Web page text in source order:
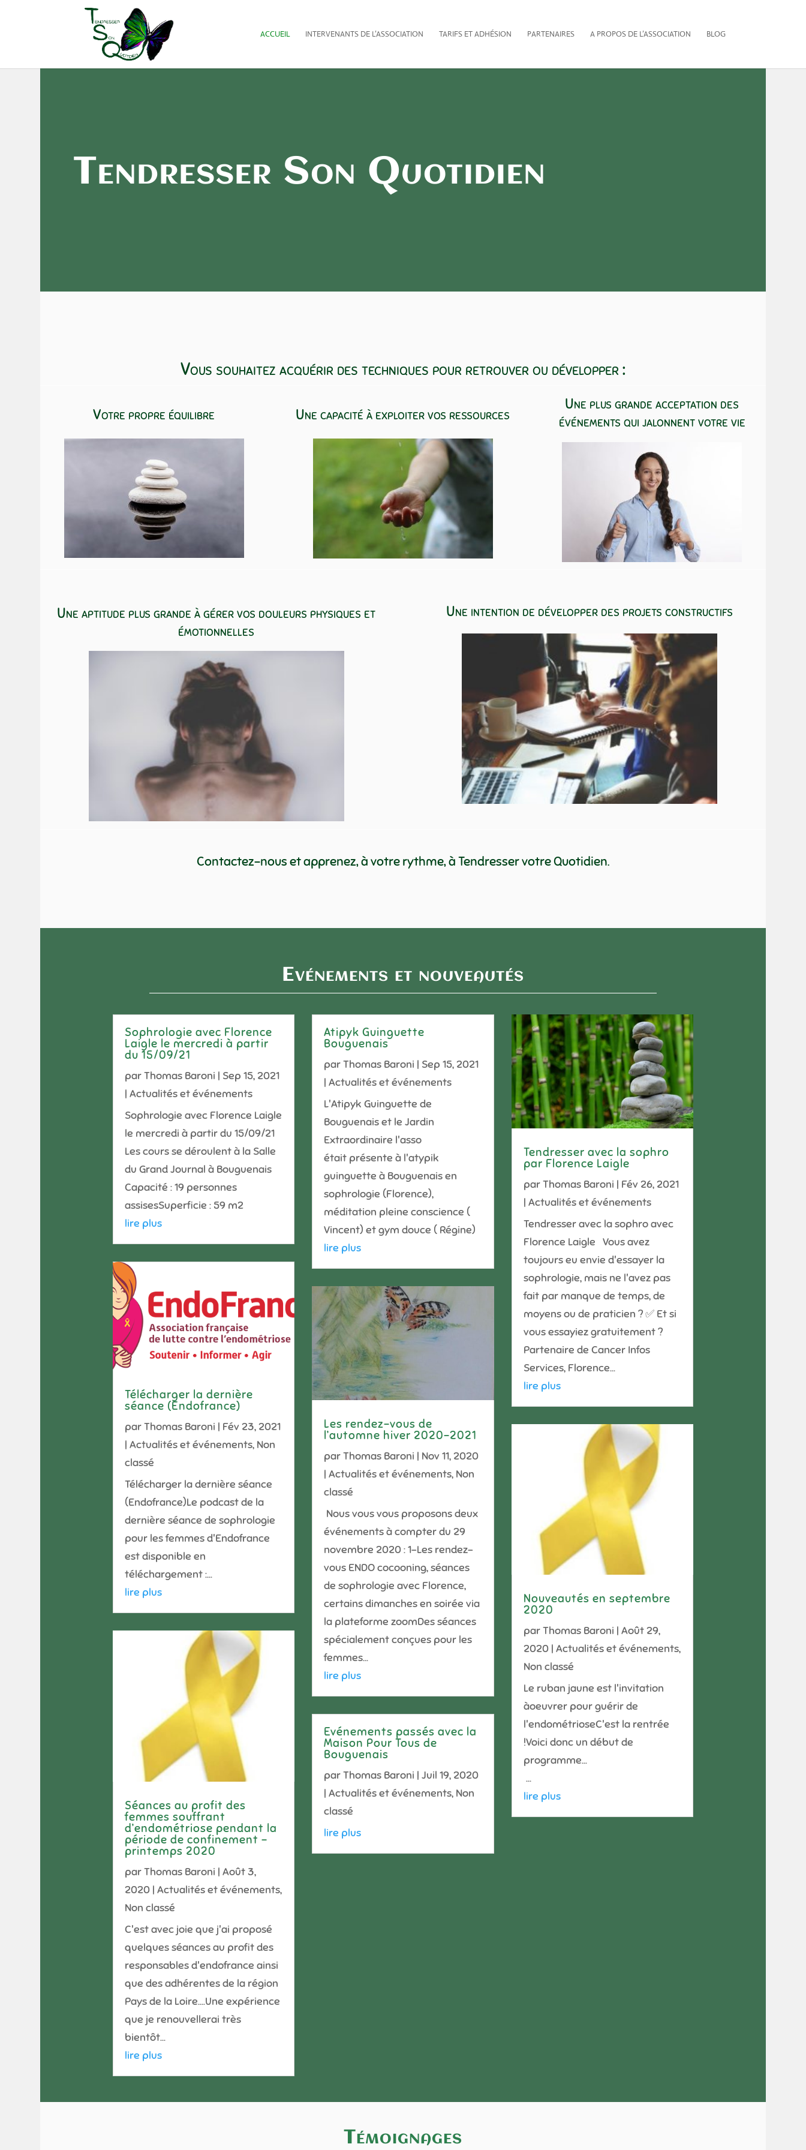
ACCUEIL INTERVENANTS DE L’ASSOCIATION TARIFS ET ADHÉSION PARTENAIRES A PROPOS DE L’ASSOCIATION BLOG
Tendresser Son Quotidien
Vous souhaitez acquérir des techniques pour retrouver ou développer :
Votre propre équilibre Une capacité à exploiter vos ressources
Une plus grande acceptation des
événements qui jalonnent votre vie
Une aptitude plus grande à gérer vos douleurs physiques et
émotionnelles
Une intention de développer des projets constructifs
Contactez-nous et apprenez, à votre rythme, à Tendresser votre Quotidien.
Evénements et nouveautés
Sophrologie avec Florence
Laigle le mercredi à partir
du 15/09/21
parThomas Baroni | Sep 15, 2021
|Actualités et événements
Sophrologie avec Florence Laigle
le mercredi à partir du 15/09/21
Les cours se déroulent à la Salle
du Grand Journal à Bouguenais
Capacité : 19 personnes
assisesSuperficie : 59 m2
lire plus
Télécharger la dernière
séance (Endofrance)
parThomas Baroni | Fév 23, 2021
|Actualités et événements, Non
classé
Télécharger la dernière séance
(Endofrance)Le podcast de la
dernière séance de sophrologie
pour les femmes d'Endofrance
est disponible en
téléchargement :...
lire plus
Séances au profit des
femmes souffrant
d’endométriose pendant la
période de confinement –
printemps 2020
parThomas Baroni |Août 3,
2020 |Actualités et événements,
Non classé
C'est avec joie que j'ai proposé
quelques séances au profit des
responsables d'endofrance ainsi
que des adhérentes de la région
Pays de la Loire....Une expérience
que je renouvellerai très
bientôt...
lire plus
Atipyk Guinguette
Bouguenais
parThomas Baroni | Sep 15, 2021
|Actualités et événements
L'Atipyk Guinguette de
Bouguenais et le Jardin
Extraordinaire l'asso
était présente à l'atypik
guinguette à Bouguenais en
sophrologie (Florence),
méditation pleine conscience (
Vincent) et gym douce ( Régine)
lire plus
Les rendez-vous de
l’automne hiver 2020-2021
parThomas Baroni | Nov 11, 2020
|Actualités et événements, Non
classé
Nous vous vous proposons deux
événements à compter du 29
novembre 2020 : 1-Les rendez-
vous ENDO cocooning, séances
de sophrologie avec Florence,
certains dimanches en soirée via
la plateforme zoomDes séances
spécialement conçues pour les
femmes...
lire plus
Evénements passés avec la
Maison Pour Tous de
Bouguenais
parThomas Baroni |Juil 19, 2020
|Actualités et événements, Non
classé
lire plus
Tendresser avec la sophro
par Florence Laigle
parThomas Baroni | Fév 26, 2021
| Actualités et événements
Tendresser avec la sophro avec
Florence Laigle Vous avez
toujours eu envie d'essayer la
sophrologie, mais ne l'avez pas
fait par manque de temps, de
moyens ou de praticien ? ✅ Et si
vous essayiez gratuitement ?
Partenaire de Cancer Infos
Services, Florence...
lire plus
Nouveautés en septembre
2020
parThomas Baroni | Août 29,
2020| Actualités et événements,
Non classé
Le ruban jaune est l'invitation
àoeuvrer pour guérir de
l'endométrioseC'est la rentrée
!Voici donc un début de
programme...
...
lire plus
Témoignages